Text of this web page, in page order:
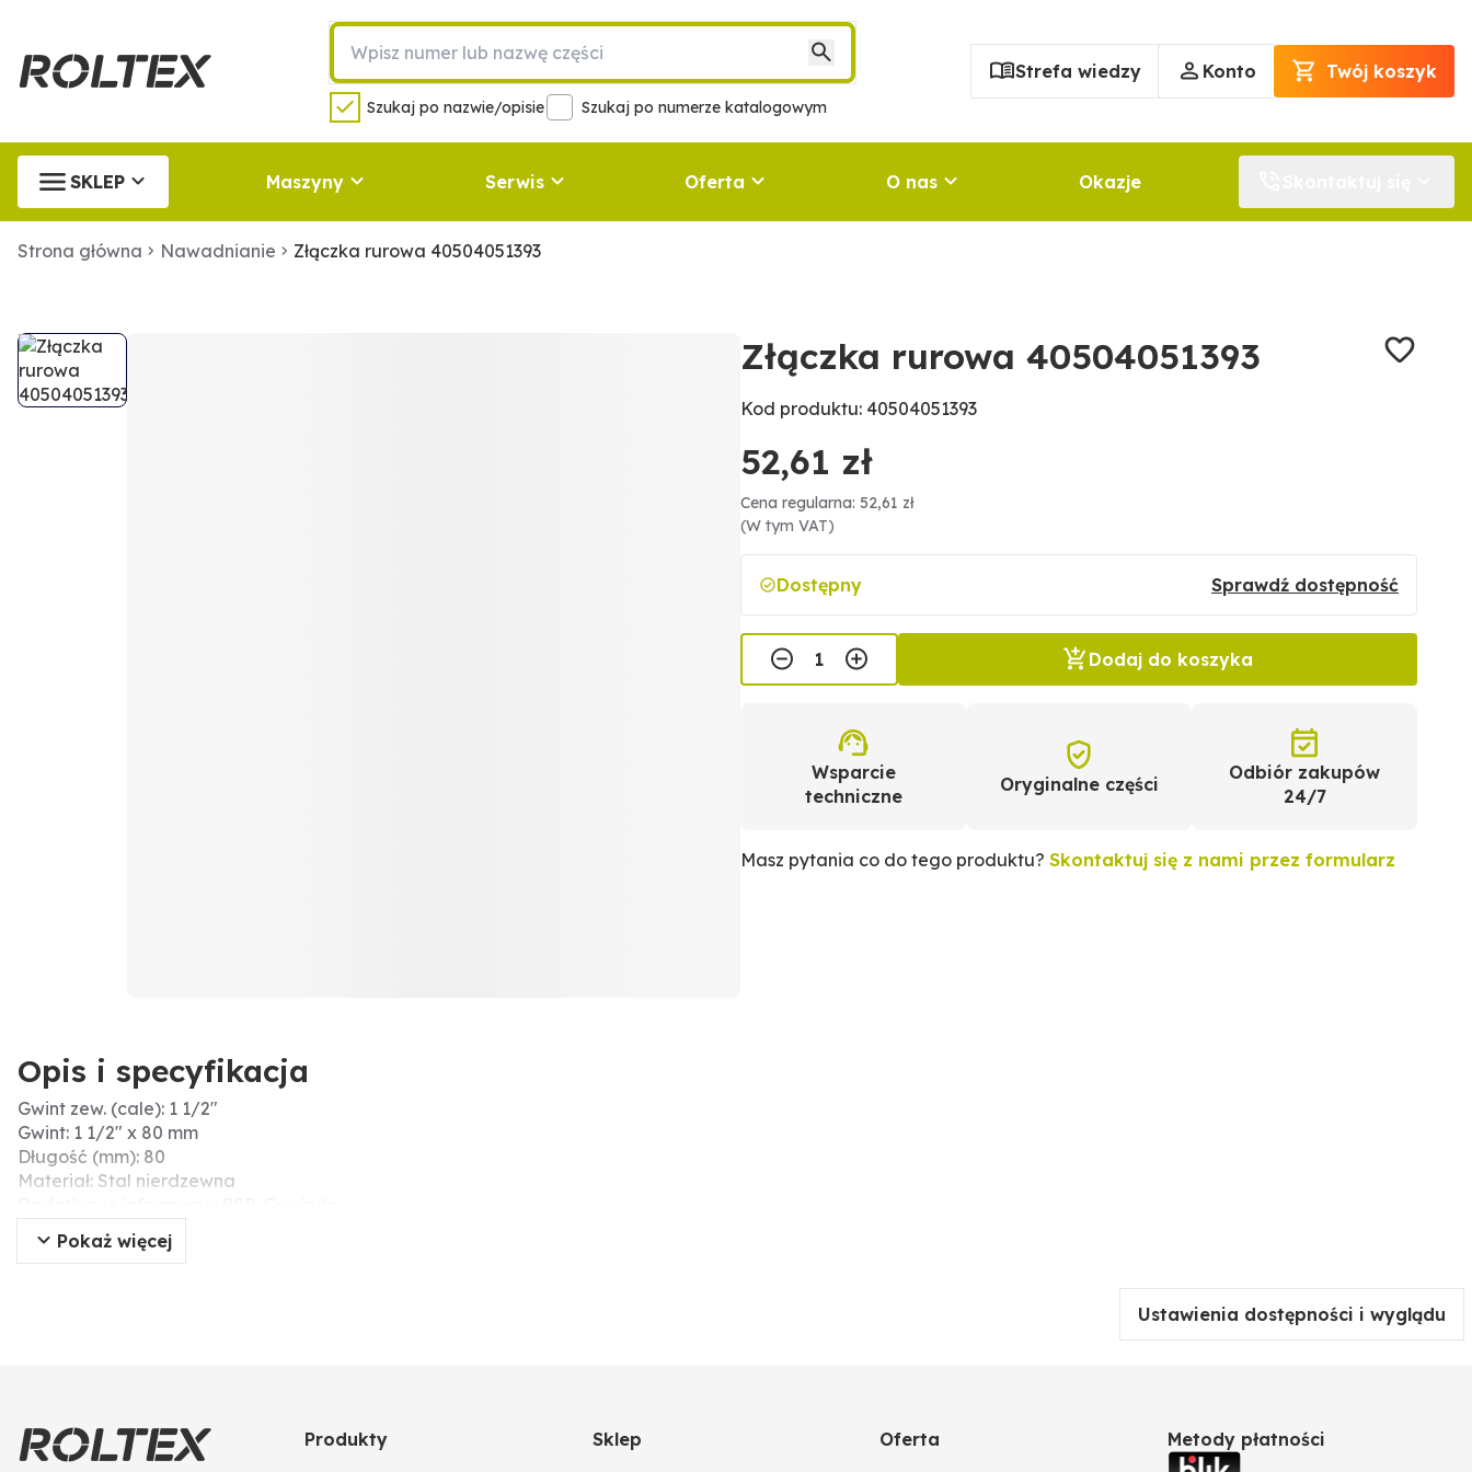
Szukaj po nazwie/opisie Szukaj po numerze katalogowym
Strefa wiedzy Konto Twój koszyk
SKLEP Maszyny Serwis Oferta O nas Okazje
Strona główna Nawadnianie Złączka rurowa 40504051393
Złączka rurowa 40504051393
Kod produktu: 40504051393
52,61 zł
Cena regularna: 52,61 zł
(W tym VAT)
Dostępny Sprawdź dostępność
Dodaj do koszyka
Wsparcie
techniczne
Oryginalne części
Odbiór zakupów
24/7
Masz pytania co do tego produktu? Skontaktuj się z nami przez formularz
Opis i specyfikacja
Gwint zew. (cale): 1 1/2"
Gwint: 1 1/2" x 80 mm
Długość (mm): 80
Materiał: Stal nierdzewna
Pokaż więcej
Ustawienia dostępności i wyglądu
Produkty Sklep Oferta Metody płatności